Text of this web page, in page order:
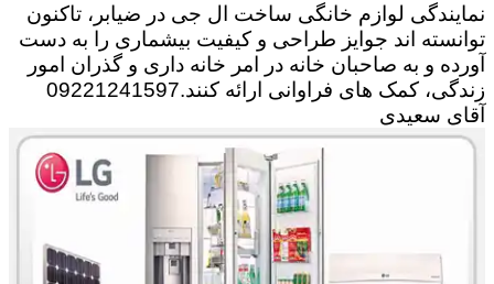
نمایندگی لوازم خانگی ساخت ال جی در ضیابر، تاکنون
توانسته اند جوایز طراحی و کیفیت بیشماری را به دست
آورده و به صاحبان خانه در امر خانه داری و گذران امور
زندگی، کمک های فراوانی ارائه کنند.09221241597
آقای سعیدی